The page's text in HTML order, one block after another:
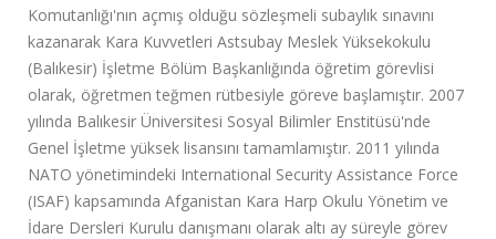
Komutanlığı'nın açmış olduğu sözleşmeli subaylık sınavını
kazanarak Kara Kuvvetleri Astsubay Meslek Yüksekokulu
(Balıkesir) İşletme Bölüm Başkanlığında öğretim görevlisi
olarak, öğretmen teğmen rütbesiyle göreve başlamıştır. 2007
yılında Balıkesir Üniversitesi Sosyal Bilimler Enstitüsü'nde
Genel İşletme yüksek lisansını tamamlamıştır. 2011 yılında
NATO yönetimindeki International Security Assistance Force
(ISAF) kapsamında Afganistan Kara Harp Okulu Yönetim ve
İdare Dersleri Kurulu danışmanı olarak altı ay süreyle görev